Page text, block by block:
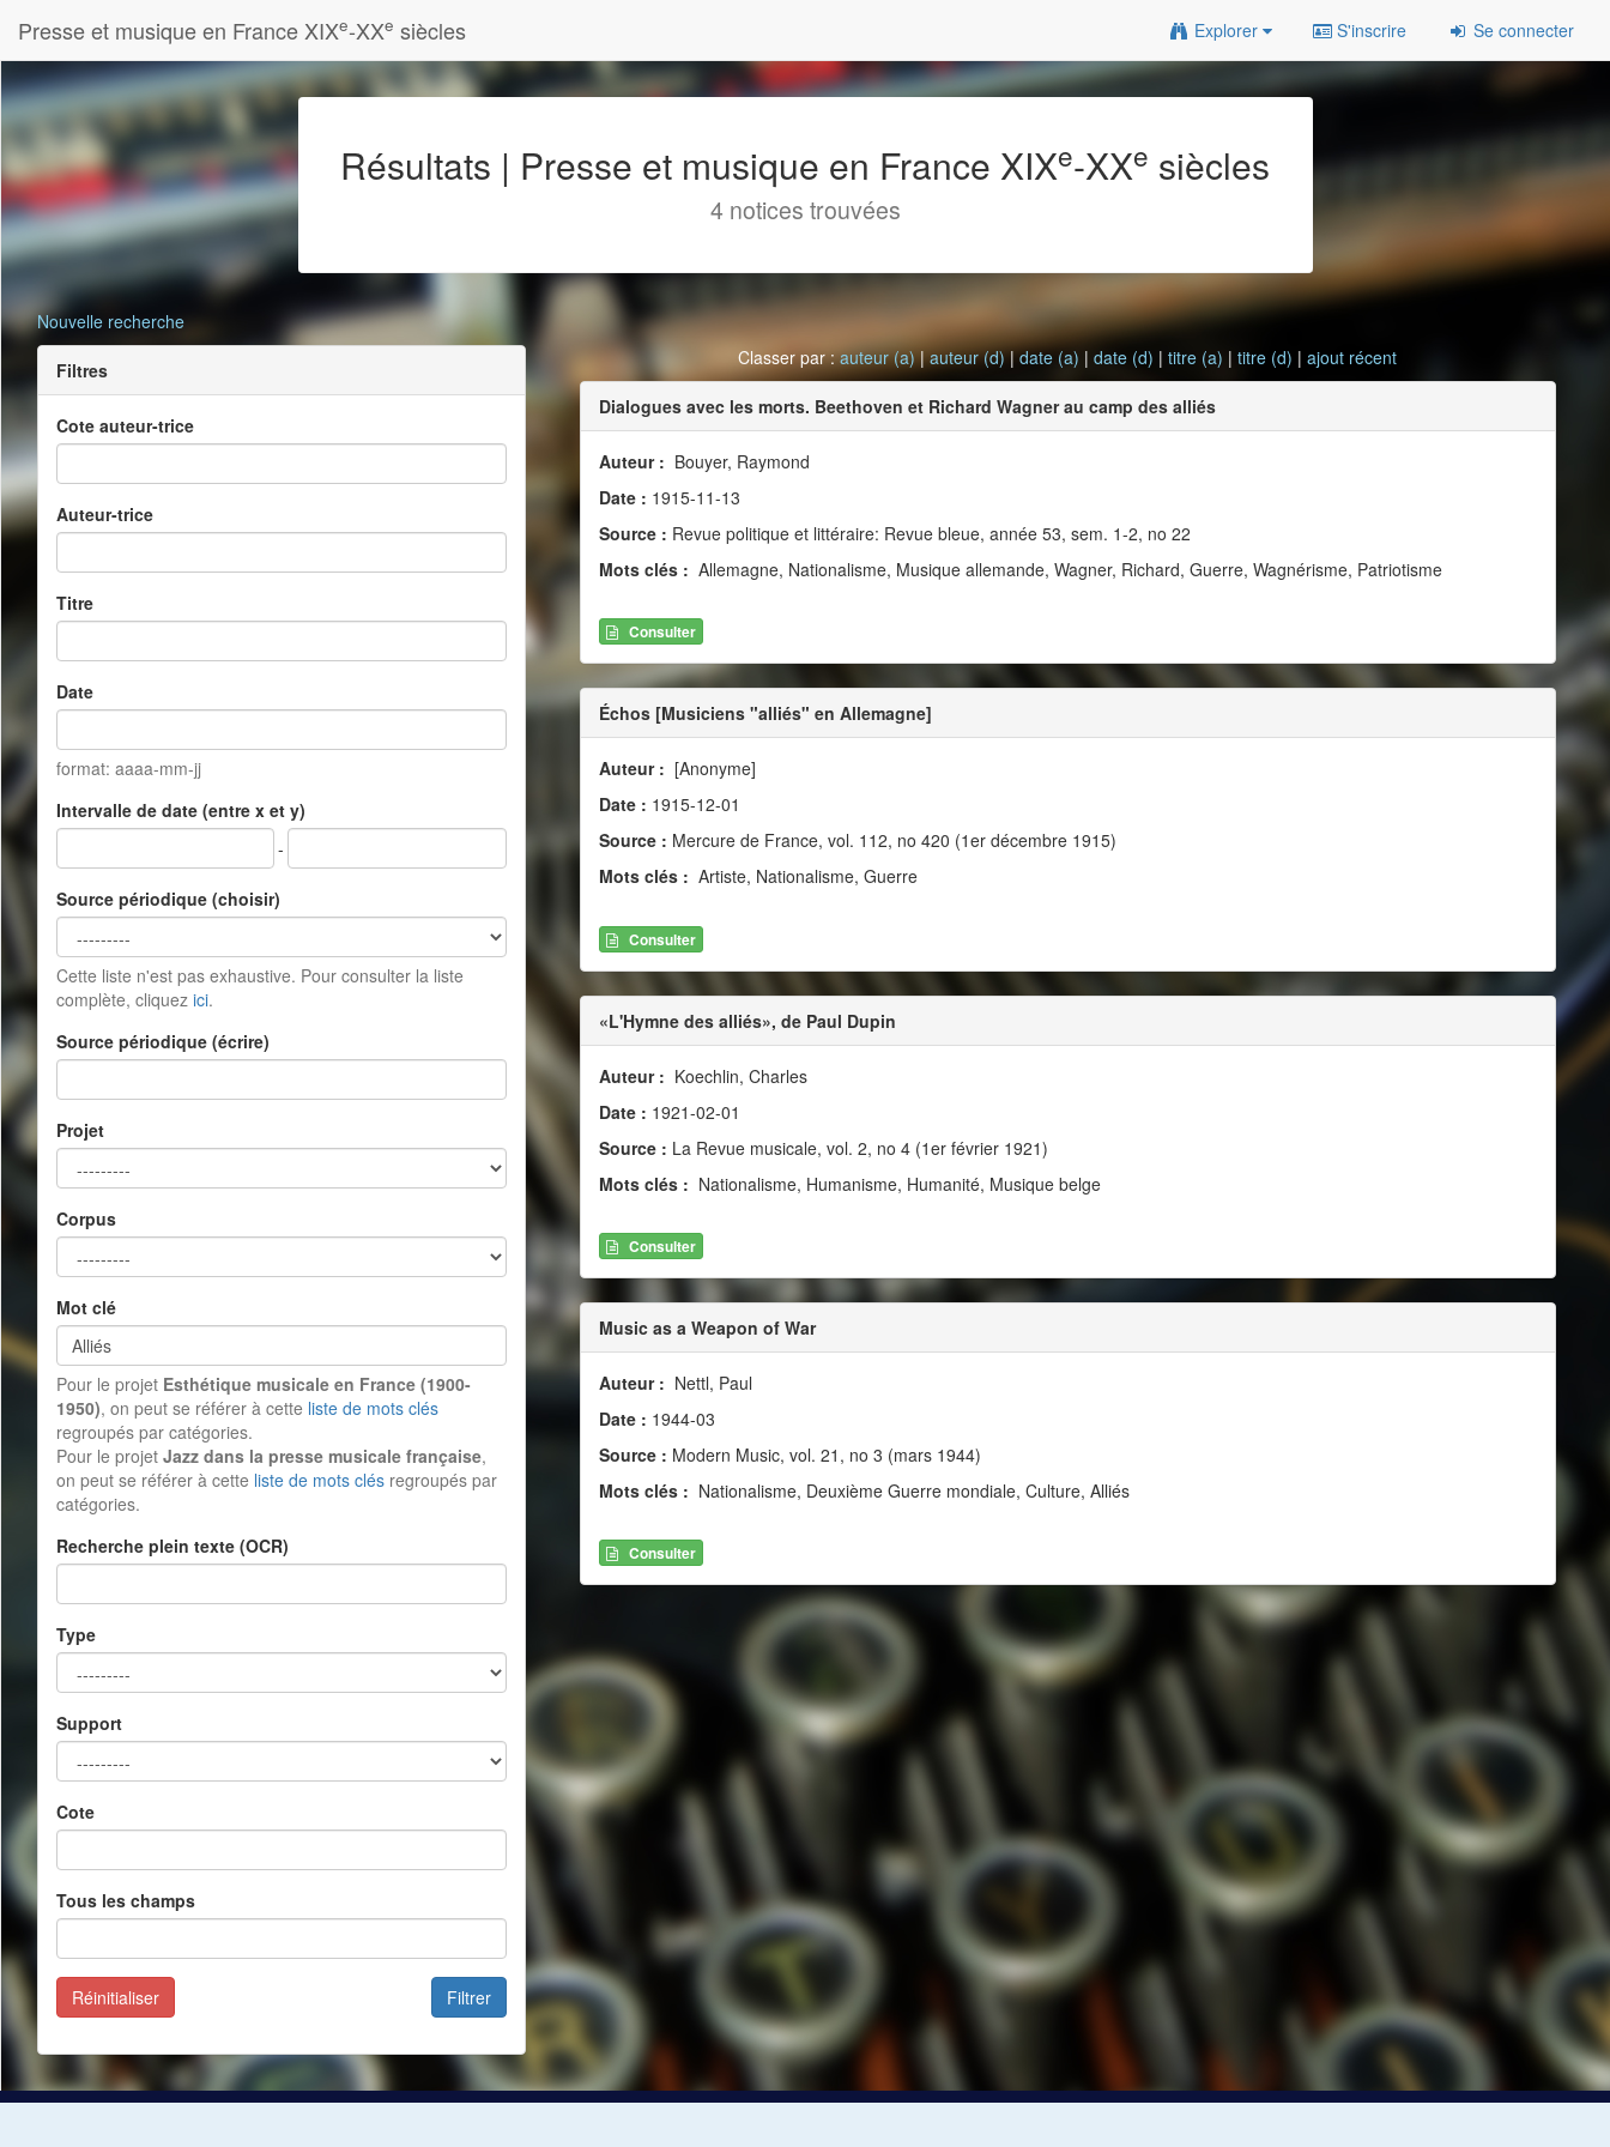
Presse et musique en France XIXe-XXe siècles Explorer S'inscrire Se connecter
Résultats | Presse et musique en France XIXe-XXe siècles
4 notices trouvées
Nouvelle recherche
Filtres
Cote auteur-trice
Auteur-trice
Titre
Date
format: aaaa-mm-jj
Intervalle de date (entre x et y)
-
Source périodique (choisir)
Cette liste n'est pas exhaustive. Pour consulter la liste
complète, cliquez ici.
Source périodique (écrire)
Projet
Corpus
Mot clé
Pour le projet Esthétique musicale en France (1900-
1950), on peut se référer à cette liste de mots clés
regroupés par catégories.
Pour le projet Jazz dans la presse musicale française,
on peut se référer à cette liste de mots clés regroupés par
catégories.
Recherche plein texte (OCR)
Type
Support
Cote
Tous les champs
Filtrer
Réinitialiser
Classer par :auteur (a)|auteur (d)|date (a) |date (d) |titre (a) |titre (d) |ajout récent
Dialogues avec les morts. Beethoven et Richard Wagner au camp des alliés
Auteur : Bouyer, Raymond
Date : 1915-11-13
Source : Revue politique et littéraire: Revue bleue, année 53, sem. 1-2, no 22
Mots clés : Allemagne, Nationalisme, Musique allemande, Wagner, Richard, Guerre, Wagnérisme, Patriotisme
Consulter
Échos [Musiciens "alliés" en Allemagne]
Auteur : [Anonyme]
Date : 1915-12-01
Source : Mercure de France, vol. 112, no 420 (1er décembre 1915)
Mots clés : Artiste, Nationalisme, Guerre
Consulter
«L'Hymne des alliés», de Paul Dupin
Auteur : Koechlin, Charles
Date : 1921-02-01
Source : La Revue musicale, vol. 2, no 4 (1er février 1921)
Mots clés : Nationalisme, Humanisme, Humanité, Musique belge
Consulter
Music as a Weapon of War
Auteur : Nettl, Paul
Date : 1944-03
Source : Modern Music, vol. 21, no 3 (mars 1944)
Mots clés : Nationalisme, Deuxième Guerre mondiale, Culture, Alliés
Consulter